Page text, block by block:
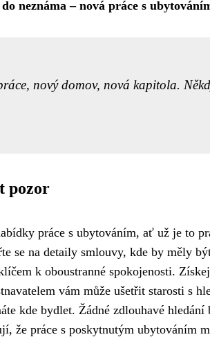
neznáma – nová práce s
nový domov, nová kapitola.
pozor
práce s ubytováním, ať už je to
se na detaily smlouvy, kde by měly
k oboustranné spokojenosti.
vám může ušetřit starosti s
kde bydlet. Žádné zdlouhavé
že práce s poskytnutým ubytováním